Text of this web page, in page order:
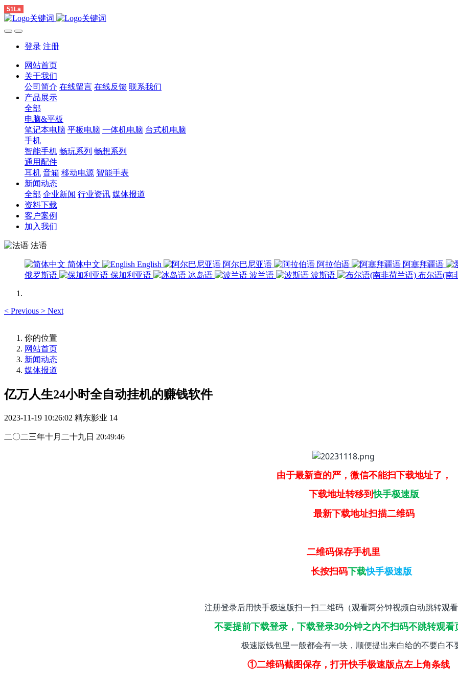
51La
登录 注册
网站首页
关于我们
公司简介 在线留言 在线反馈 联系我们
产品展示
全部
电脑&平板
笔记本电脑 平板电脑 一体机电脑 台式机电脑
手机
智能手机 畅玩系列 畅想系列
通用配件
耳机 音箱 移动电源 智能手表
新闻动态
全部 企业新闻 行业资讯 媒体报道
资料下载
客户案例
加入我们
法语
简体中文 English 阿尔巴尼亚语 阿拉伯语
阿塞拜疆语
俄罗斯语
保加利亚语 冰岛语 波兰语 波斯语 布尔语(南
< Previous > Next
你的位置
网站首页
新闻动态
媒体报道
亿万人生24小时全自动挂机的赚钱软件
2023-11-19 10:26:02 精东影业 14
二〇二三年十月二十九日 20:49:46
由于最新查的严，微信不能扫下载地址了，
下载地址转移到快手极速版
最新下载地址扫描二维码
二维码保存手机里
长按扫码下载快手极速版
注册登录后用快手极速版扫一扫二维码（观看两分钟视频自动跳转观
不要提前下载登录，下载登录30分钟之内不扫码不跳转观看
极速版钱包里一般都会有一块，顺便提出来白给的不要白不
①二维码截图保存，打开快手极速版点左上角条线